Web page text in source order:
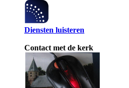
Diensten luisteren
Contact met de kerk